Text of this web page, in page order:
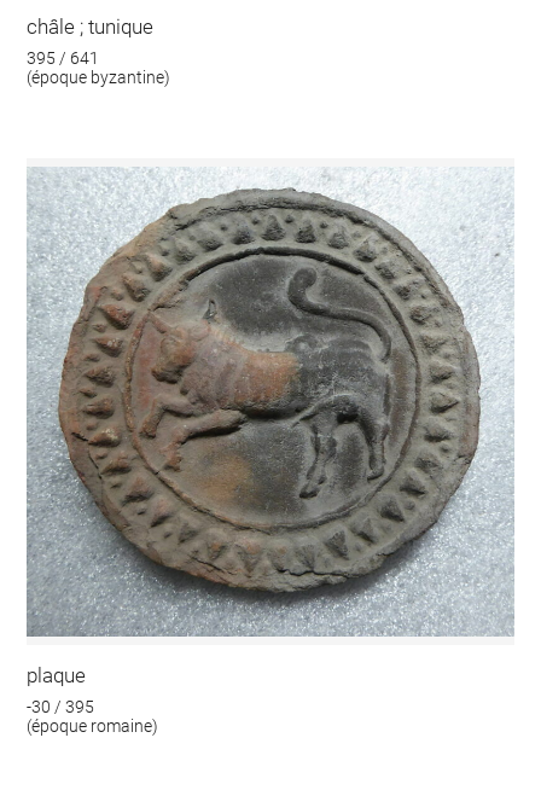
châle ; tunique
395 / 641
(époque byzantine)
plaque
-30 / 395
(époque romaine)